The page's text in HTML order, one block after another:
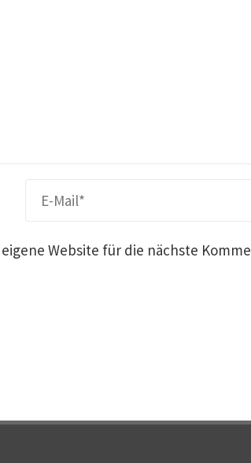
Website für die nächste